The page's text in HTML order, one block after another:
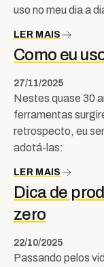
uso no meu dia a
LER MAIS
Como eu
27/11/2025
Nestes quase 30
ferramentas
retrospecto, eu
adotá-las:
LER MAIS
Dica de
zero
22/10/2025
Passando pelos